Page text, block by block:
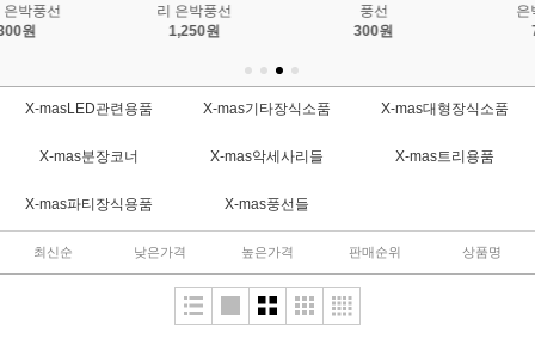
X-masLED관련용품 X-mas기타장식소품 X-mas대형장식소품
X-mas분장코너 X-mas악세사리들 X-mas트리용품
X-mas파티장식용품 X-mas풍선들
최신순 낮은가격 높은가격 판매순위 상품명